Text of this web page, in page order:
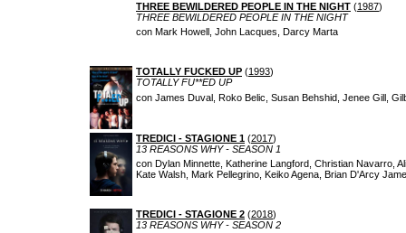
THREE BEWILDERED PEOPLE IN THE NIGHT (1987)
THREE BEWILDERED PEOPLE IN THE NIGHT
con Mark Howell, John Lacques, Darcy Marta
TOTALLY FUCKED UP (1993)
TOTALLY FU**ED UP
con James Duval, Roko Belic, Susan Behshid, Jenee Gill,
TREDICI - STAGIONE 1 (2017)
13 REASONS WHY - SEASON 1
con Dylan Minnette, Katherine Langford, Christian Navarro,
Kate Walsh, Mark Pellegrino, Keiko Agena, Brian D'Arcy
TREDICI - STAGIONE 2 (2018)
13 REASONS WHY - SEASON 2